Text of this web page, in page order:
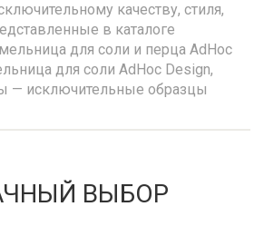
качеству, стиля,
в каталоге
для соли и перца AdHoc
для соли AdHoc Design,
— исключительные образцы
ВЫБОР